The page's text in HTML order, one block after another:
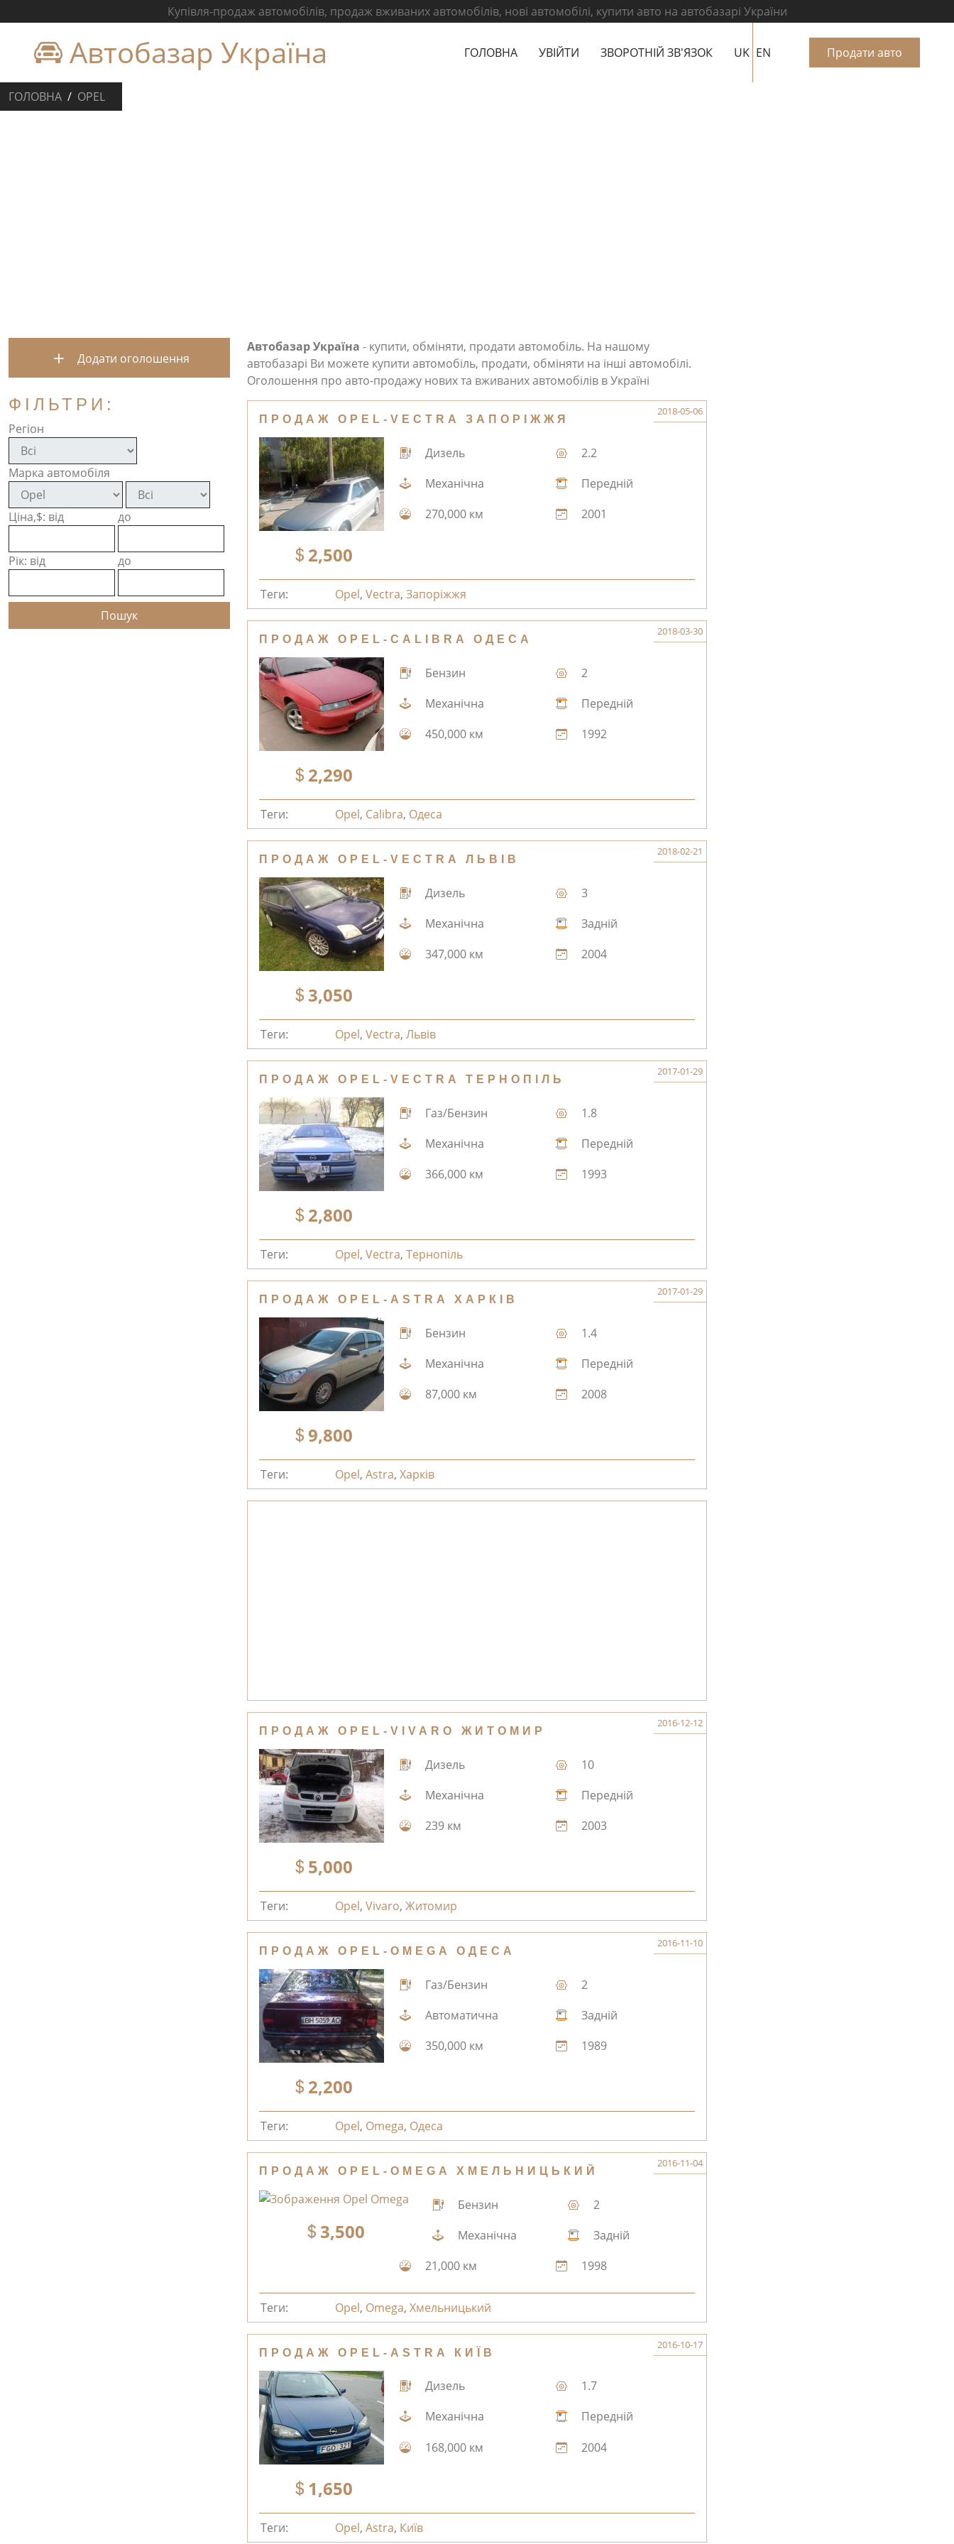
Купівля-продаж автомобілів, продаж вживаних автомобілів, нові автомобілі, купити авто на автобазарі України
Автобазар Україна ГОЛОВНА УВІЙТИ ЗВОРОТНІЙ ЗВ'ЯЗОК UK EN Продати авто
ГОЛОВНА OPEL
Додати оголошення
ФІЛЬТРИ:
Регіон
Марка автомобіля
Ціна,$: від до
Рік: від до
Автобазар Україна - купити, обміняти, продати автомобіль. На нашому
автобазарі Ви можете купити автомобіль, продати, обміняти на інші автомобілі.
Оголошення про авто-продажу нових та вживаних автомобілів в Україні
ПРОДАЖ OPEL-VECTRA ЗАПОРІЖЖЯ
2018-05-06
2,500
Дизель
2.2
Механічна
Передній
270,000 км
2001
Теги: Opel,Vectra,Запоріжжя
ПРОДАЖ OPEL-CALIBRA ОДЕСА
2018-03-30
2,290
Бензин
2
Механічна
Передній
450,000 км
1992
Теги: Opel, Calibra, Одеса
ПРОДАЖ OPEL-VECTRA ЛЬВІВ
2018-02-21
3,050
Дизель
3
Механічна
Задній
347,000 км
2004
Теги: Opel,Vectra,Львів
ПРОДАЖ OPEL-VECTRA ТЕРНОПІЛЬ
2017-01-29
2,800
Газ/Бензин
1.8
Механічна
Передній
366,000 км
1993
Теги: Opel,Vectra,Тернопіль
ПРОДАЖ OPEL-ASTRA ХАРКІВ
2017-01-29
9,800
Бензин
1.4
Механічна
Передній
87,000 км
2008
Теги: Opel,Astra,Харків
ПРОДАЖ OPEL-VIVARO ЖИТОМИР
2016-12-12
5,000
Дизель
10
Механічна
Передній
239 км
2003
Теги: Opel,Vivaro,Житомир
ПРОДАЖ OPEL-OMEGA ОДЕСА
2016-11-10
2,200
Газ/Бензин
2
Автоматична
Задній
350,000 км
1989
Теги: Opel, Omega, Одеса
ПРОДАЖ OPEL-OMEGA ХМЕЛЬНИЦЬКИЙ
2016-11-04
3,500
Бензин
2
Механічна
Задній
21,000 км
1998
Теги: Opel, Omega,Хмельницький
ПРОДАЖ OPEL-ASTRA КИЇВ
2016-10-17
1,650
Дизель
1.7
Механічна
Передній
168,000 км
2004
Теги: Opel,Astra, Київ